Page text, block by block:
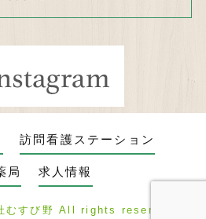
訪問看護ステーション
局 求人情報
むすび野 All rights reserved.